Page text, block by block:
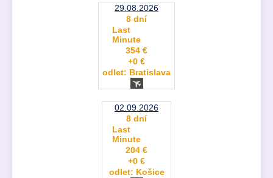
29.08.2026
8 dní
Last
Minute
354 €
+0 €
odlet: Bratislava
02.09.2026
8 dní
Last
Minute
204 €
+0 €
odlet: Košice